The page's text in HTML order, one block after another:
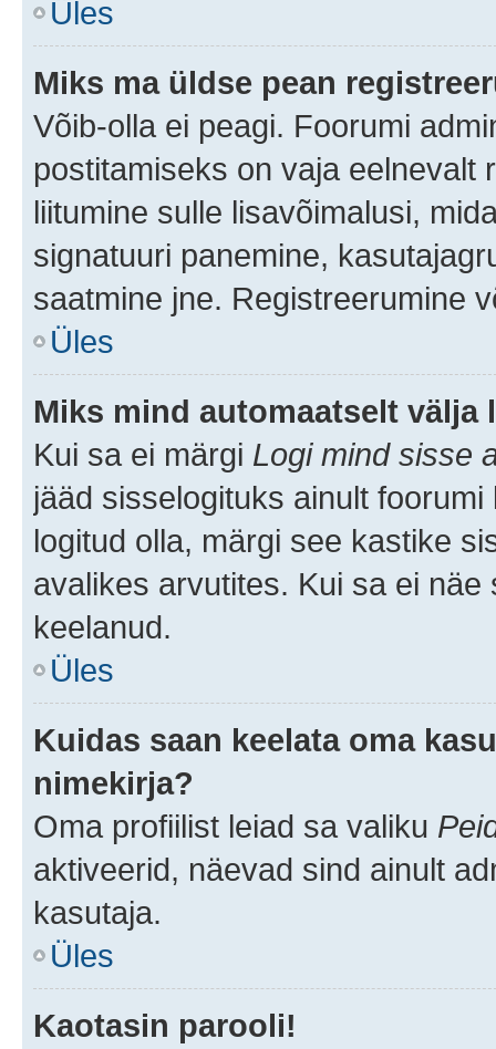
Üles
Miks ma üldse pean
Võib-olla ei peagi. Foorumi
postitamiseks on vaja eelnevalt
liitumine sulle lisavõimalusi,
signatuuri panemine,
saatmine jne. Registreerumine
Üles
Miks mind automaatselt välja
Kui sa ei märgi Logi mind sisse
jääd sisselogituks ainult
logitud olla, märgi see kastike
avalikes arvutites. Kui sa ei
keelanud.
Üles
Kuidas saan keelata oma
nimekirja?
Oma profiilist leiad sa valiku
aktiveerid, näevad sind ainult
kasutaja.
Üles
Kaotasin parooli!